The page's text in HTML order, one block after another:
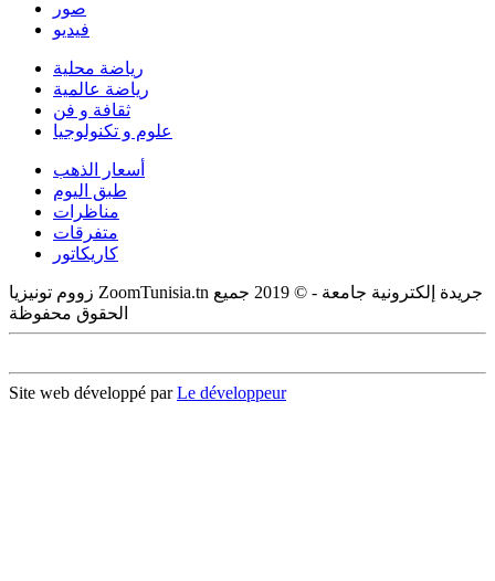
صور
فيديو
رياضة محلية
رياضة عالمية
ثقافة و فن
علوم و تكنولوجيا
أسعار الذهب
طبق اليوم
مناظرات
متفرقات
كاريكاتور
زووم تونيزيا ZoomTunisia.tn جريدة إلكترونية جامعة - © 2019 جميع
الحقوق محفوظة
Site web développé parLe développeur